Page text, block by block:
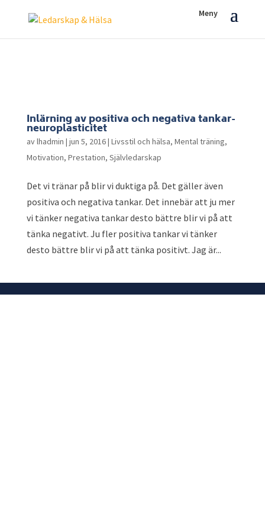
Inlärning av positiva och negativa tankar-
neuroplasticitet
avlhadmin | jun 5, 2016| Livsstil och hälsa, Mental träning,
Motivation, Prestation, Självledarskap
Det vi tränar på blir vi duktiga på. Det gäller även
positiva och negativa tankar. Det innebär att ju mer
vi tänker negativa tankar desto bättre blir vi på att
tänka negativt. Ju fler positiva tankar vi tänker
desto bättre blir vi på att tänka positivt. Jag är...